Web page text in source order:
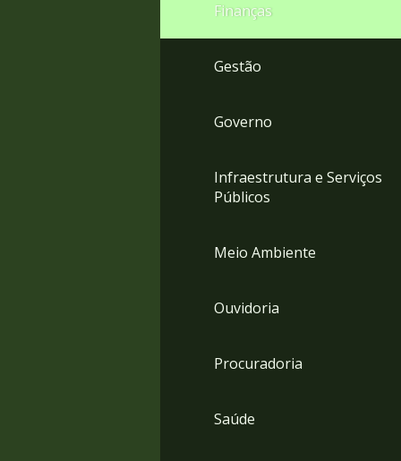
Finanças
Gestão
Governo
Infraestrutura e Serviços
Públicos
Meio Ambiente
Ouvidoria
Procuradoria
Saúde